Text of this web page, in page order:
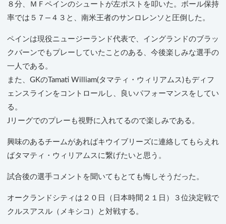
８分、ＭＦペインのシュートが左ポストを叩いた。ボール保持
率では５７―４３と、南米王者のサンロレンソと圧倒した。
ペインは現役ニュージーランド代表で、イングランドのブラッ
クバーンでもプレーしていたことのある、今後楽しみな選手の
一人である。
また、GKのTamati William(タマティ・ウィリアムス)もディフ
ェンスラインをコントロールし、良いパフォーマンスをしてい
る。
Jリーグでのプレーも視野に入れてるので楽しみである。
興味のあるチームがあればキウイブリーズに連絡してもらえれ
ばタマティ・ウィリアムスに繋げたいと思う。
試合後の選手コメントを聞いてもとても悔しそうだった。
オークランドシティは２０日（日本時間２１日）３位決定戦で
クルスアスル（メキシコ）と対戦する。